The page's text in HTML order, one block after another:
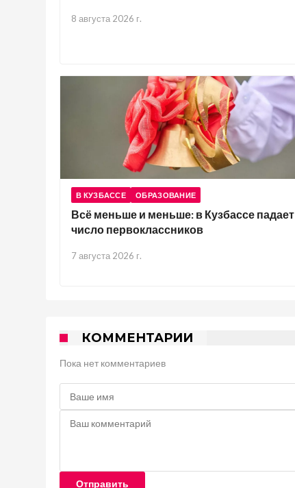
8 августа 2026 г.
В КУЗБАССЕ ОБРАЗОВАНИЕ
Всё меньше и меньше: в Кузбассе падает
число первоклассников
7 августа 2026 г.
КОММЕНТАРИИ
Пока нет комментариев
Отправить